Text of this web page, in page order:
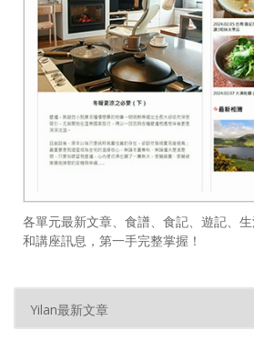
各單元最新文章、食譜、食記、遊記、
和講座訊息，第一手完整掌握！